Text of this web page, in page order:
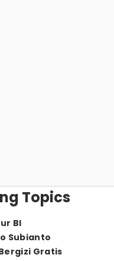
Topics
BI
Subianto
Gratis